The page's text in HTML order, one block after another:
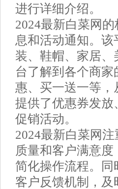
进行详细介绍。
2024最新白菜网
息和活动通知。
装、鞋帽、家居
台了解到各个商
惠、买一送一等
提供了优惠券发
促销活动。
2024最新白菜网
质量和客户满意
简化操作流程。
客户反馈机制，